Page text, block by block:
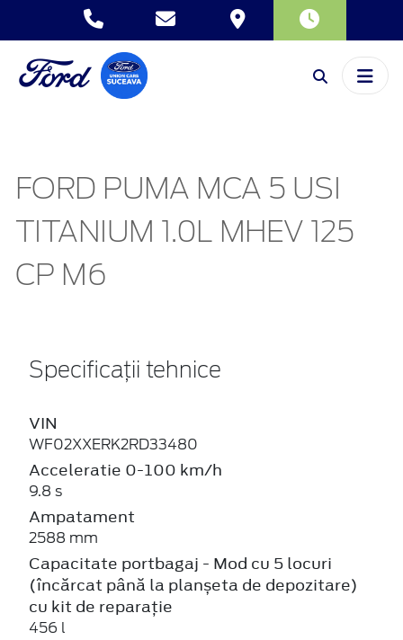
FORD PUMA MCA 5 USI
TITANIUM 1.0L MHEV 125
CP M6
Specificații tehnice
VIN
WF02XXERK2RD33480
Acceleratie 0-100 km/h
9.8 s
Ampatament
2588 mm
Capacitate portbagaj - Mod cu 5 locuri
(încărcat până la planșeta de depozitare)
cu kit de reparație
456 l